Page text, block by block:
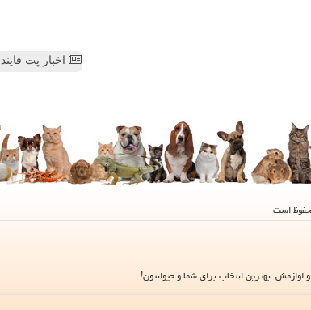
اخبار پت فایند
بهترین انتخاب برای شما و حیوانتون!